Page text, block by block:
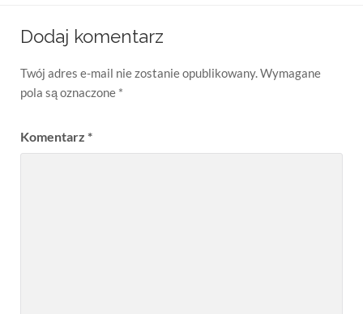
Dodaj komentarz
Twój adres e-mail nie zostanie opublikowany.Wymagane
pola są oznaczone *
Komentarz *